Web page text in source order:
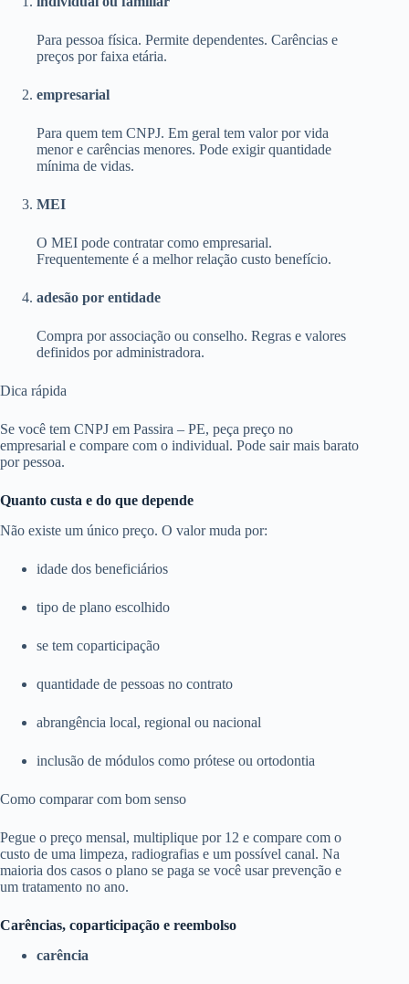
Para pessoa física. Permite dependentes. Carências e
preços por faixa etária.
empresarial
Para quem tem CNPJ. Em geral tem valor por vida
menor e carências menores. Pode exigir quantidade
mínima de vidas.
MEI
O MEI pode contratar como empresarial.
Frequentemente é a melhor relação custo benefício.
adesão por entidade
Compra por associação ou conselho. Regras e valores
definidos por administradora.
Dica rápida
Se você tem CNPJ em Passira – PE, peça preço no
empresarial e compare com o individual. Pode sair mais barato
por pessoa.
Quanto custa e do que depende
Não existe um único preço. O valor muda por:
idade dos beneficiários
tipo de plano escolhido
se tem coparticipação
quantidade de pessoas no contrato
abrangência local, regional ou nacional
inclusão de módulos como prótese ou ortodontia
Como comparar com bom senso
Pegue o preço mensal, multiplique por 12 e compare com o
custo de uma limpeza, radiografias e um possível canal. Na
maioria dos casos o plano se paga se você usar prevenção e
um tratamento no ano.
Carências, coparticipação e reembolso
carência